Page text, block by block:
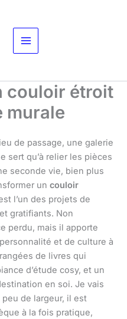
couloir étroit
murale
de passage, une galerie
sert qu’à relier les pièces
seconde vie, bien plus
un couloir
l’un des projets de
gratifiants. Non
perdu, mais il apporte
et de culture à
de livres qui
d’étude cosy, et un
en soi. Je vais
de largeur, il est
à la fois pratique,